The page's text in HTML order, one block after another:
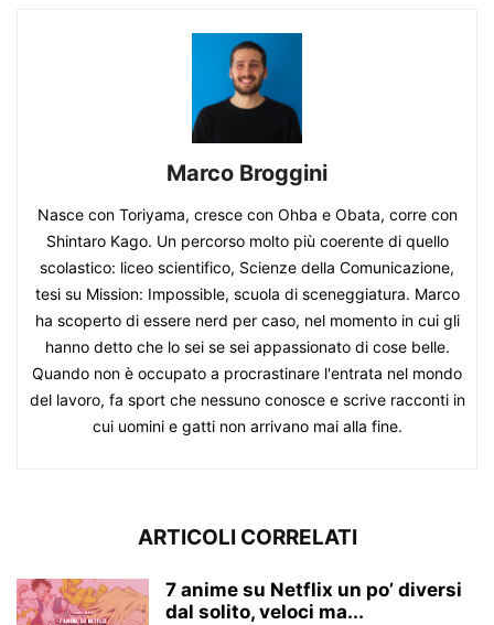
Marco Broggini
Nasce con Toriyama, cresce con Ohba e Obata, corre con
Shintaro Kago. Un percorso molto più coerente di quello
scolastico: liceo scientifico, Scienze della Comunicazione,
tesi su Mission: Impossible, scuola di sceneggiatura. Marco
ha scoperto di essere nerd per caso, nel momento in cui gli
hanno detto che lo sei se sei appassionato di cose belle.
Quando non è occupato a procrastinare l'entrata nel mondo
del lavoro, fa sport che nessuno conosce e scrive racconti in
cui uomini e gatti non arrivano mai alla fine.
ARTICOLI CORRELATI
7 anime su Netflix un po’ diversi
dal solito, veloci ma...